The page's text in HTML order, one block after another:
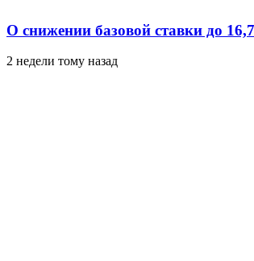
О снижении базовой ставки до
2 недели тому назад